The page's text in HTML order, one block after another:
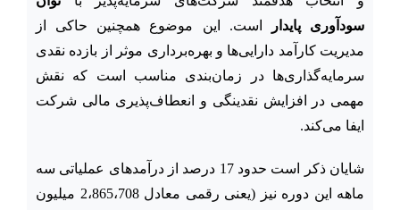
سودآوری پایدار
است. این موضوع همچنین حاکی از
مدیریت کارآمد دارایی‌ها و بهره‌برداری موثر از بازده نقدی
سرمایه‌گذاری‌ها در زمان‌بندی مناسب است که نقش
مهمی در افزایش نقدینگی و انعطاف‌پذیری مالی شرکت
ایفا می‌کند.
شایان ذکر است حدود 17 درصد از درآمدهای عملیاتی سه
ماهه این دوره نیز (یعنی رقمی معادل 2،865،708 میلیون